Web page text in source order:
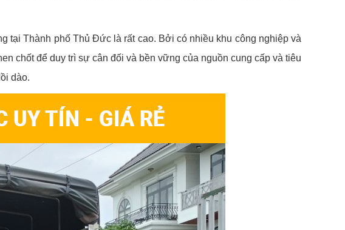
tại Thành phố Thủ Đức là rất cao. Bởi có nhiều khu công nghiệp và
chốt để duy trì sự cân đối và bền vững của nguồn cung cấp và tiêu
dào.